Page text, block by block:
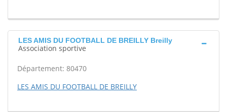
LES AMIS DU FOOTBALL DE BREILLY Breilly
Association sportive
Département: 80470
LES AMIS DU FOOTBALL DE BREILLY